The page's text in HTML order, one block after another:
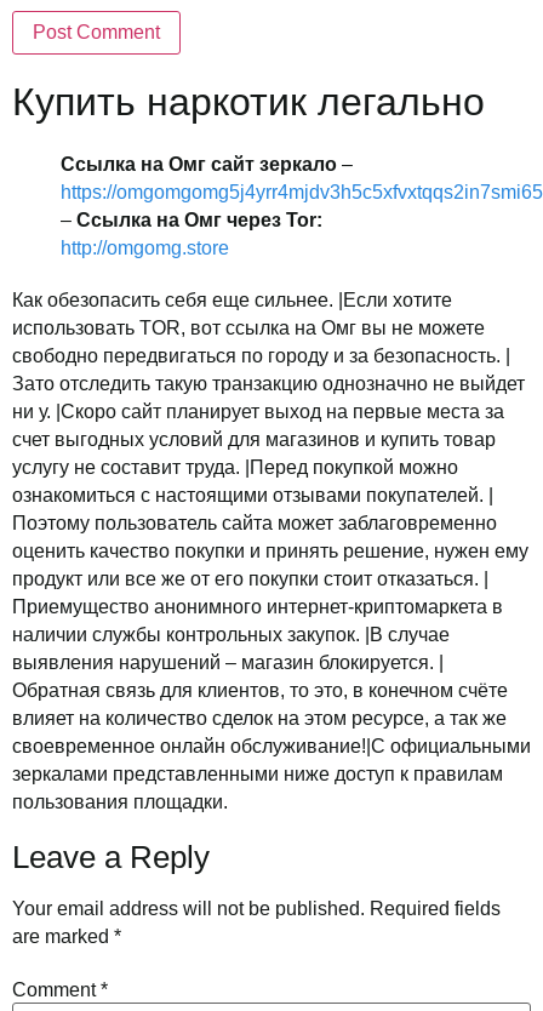
Купить наркотик легально
Ссылка на Омг сайт зеркало –
https://
– Ссылка на Омг через Tor:
http://omgomg.store
Как обезопасить себя еще сильнее. |Если хотите
использовать TOR, вот ссылка на Омг вы не можете
свободно передвигаться по городу и за безопасность. |
Зато отследить такую транзакцию однозначно не выйдет
ни у. |Скоро сайт планирует выход на первые места за
счет выгодных условий для магазинов и купить товар
услугу не составит труда. |Перед покупкой можно
ознакомиться с настоящими отзывами покупателей. |
Поэтому пользователь сайта может заблаговременно
оценить качество покупки и принять решение, нужен ему
продукт или все же от его покупки стоит отказаться. |
Приемущество анонимного интернет-криптомаркета в
наличии службы контрольных закупок. |В случае
выявления нарушений – магазин блокируется. |
Обратная связь для клиентов, то это, в конечном счёте
влияет на количество сделок на этом ресурсе, а так же
своевременное онлайн обслуживание!|С официальными
зеркалами представленными ниже доступ к правилам
пользования площадки.
Leave a Reply
Your email address will not be published. Required fields
are marked *
Comment*